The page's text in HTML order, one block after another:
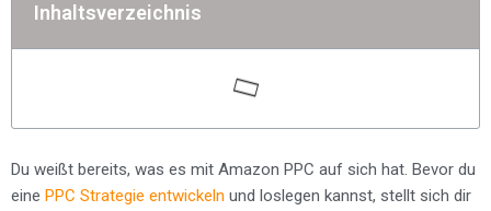
Inhaltsverzeichnis
Du weißt bereits, was es mit Amazon PPC auf sich hat. Bevor du
eine PPC Strategie entwickeln und loslegen kannst, stellt sich dir